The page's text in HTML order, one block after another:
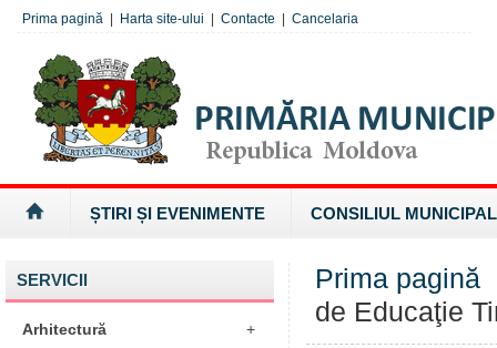
Prima pagină Harta site-ului Contacte Cancelaria
ȘTIRI ȘI EVENIMENTE CONSILIUL MUNICIPAL
SERVICII
Arhitectură +
Prima pagină
de Educaţie